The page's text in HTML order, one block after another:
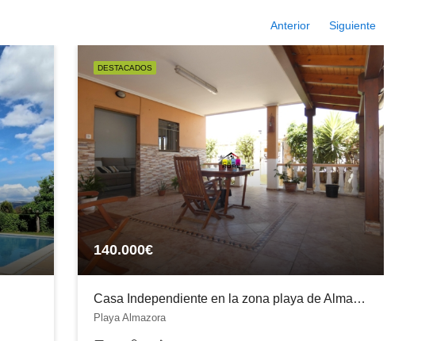
Anterior Siguiente
DESTACADOS
140.000€
Casa Independiente en la zona playa de Almazora
Playa Almazora